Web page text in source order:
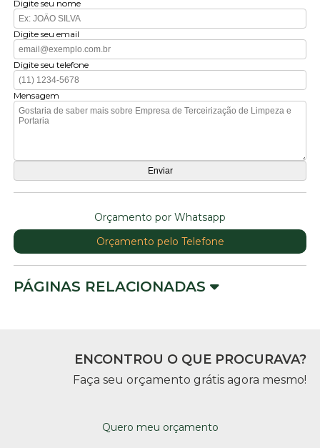
Digite seu nome
Digite seu email
Digite seu telefone
Mensagem
Orçamento por Whatsapp
Orçamento pelo Telefone
PÁGINAS RELACIONADAS
ENCONTROU O QUE PROCURAVA?
Faça seu orçamento grátis agora mesmo!
Quero meu orçamento